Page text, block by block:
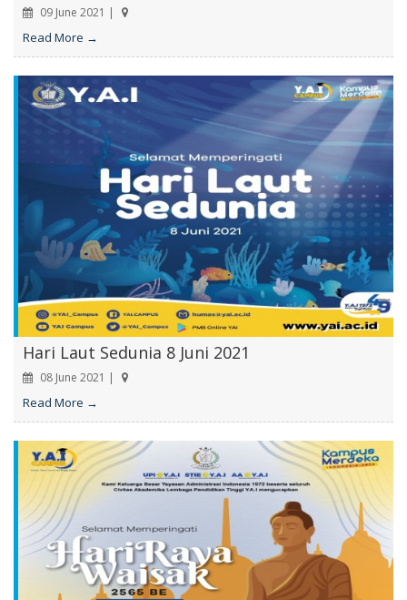
09 June 2021 |
Read More →
Hari Laut Sedunia 8 Juni 2021
08 June 2021 |
Read More →